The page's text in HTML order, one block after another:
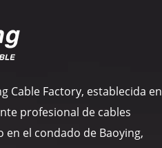
Cable Factory, establecida en
profesional de cables
en el condado de Baoying,